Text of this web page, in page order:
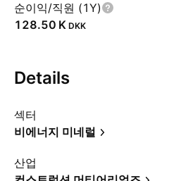
순이익/직원 (1Y)
‪128.50 K‬ DKK
Details
섹터
비에너지 미네럴
산업